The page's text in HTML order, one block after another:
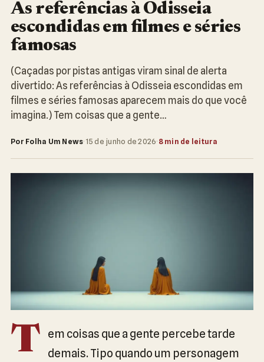
As referências à Odisseia
escondidas em filmes e séries
famosas
(Caçadas por pistas antigas viram sinal de alerta
divertido: As referências à Odisseia escondidas em
filmes e séries famosas aparecem mais do que você
imagina.) Tem coisas que a gente…
Por Folha Um News· 15 de junho de 2026· 8 min de leitura
T
em coisas que a gente percebe tarde
demais. Tipo quando um personagem